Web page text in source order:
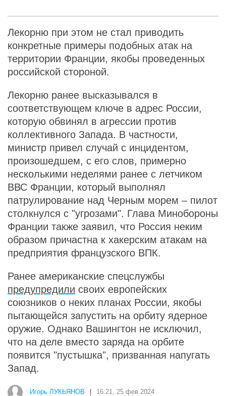
Лекорню при этом не стал приводить
конкретные примеры подобных атак на
территории Франции, якобы проведенных
российской стороной.
Лекорню ранее высказывался в
соответствующем ключе в адрес России,
которую обвинял в агрессии против
коллективного Запада. В частности,
министр привел случай с инцидентом,
произошедшем, с его слов, примерно
несколькими неделями ранее с летчиком
ВВС Франции, который выполнял
патрулирование над Черным морем – пилот
столкнулся с "угрозами". Глава Минобороны
Франции также заявил, что Россия неким
образом причастна к хакерским атакам на
предприятия французского ВПК.
Ранее американские спецслужбы
предупредили своих европейских
союзников о неких планах России, якобы
пытающейся запустить на орбиту ядерное
оружие. Однако Вашингтон не исключил,
что на деле вместо заряда на орбите
появится "пустышка", призванная напугать
Запад.
Игорь ЛУКЬЯНОВ 16:21, 25 фев 2024